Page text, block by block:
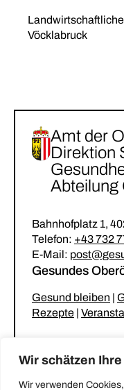
Wir schätzen
Wir verwenden
Vöcklabruck
Amt der
Direktion
Abteilung
Bahnhofplatz 1,
Telefon: +43 732
E-Mail:
Gesundes
Gesund bleiben |
Rezepte |
Gesunder